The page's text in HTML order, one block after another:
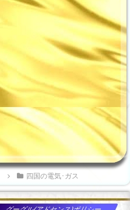
いざという時に助かりそうで
す。 四国電力(四電･よんでん)
四国の電気･ガス